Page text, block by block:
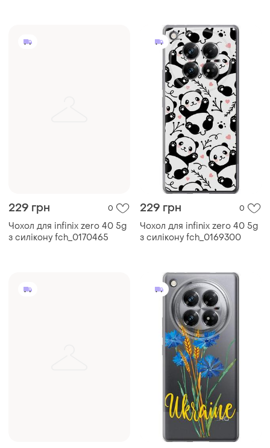
229 грн 0
Чохол для infinix zero 40 5g
з силікону fch_0170465
229 грн 0
Чохол для infinix zero 40 5g
з силікону fch_0169300